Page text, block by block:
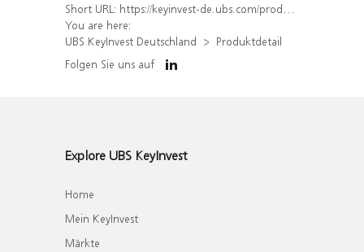
Short URL: https://keyinvest-de.ubs.com/produkt/detail/index/isin/DE000WA4NW85
You are here:
UBS KeyInvest Deutschland
Produktdetail
Folgen Sie uns auf
Explore UBS KeyInvest
Home
Mein KeyInvest
Märkte